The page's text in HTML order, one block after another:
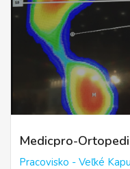
Medicpro-
Pracovisko - Veľké